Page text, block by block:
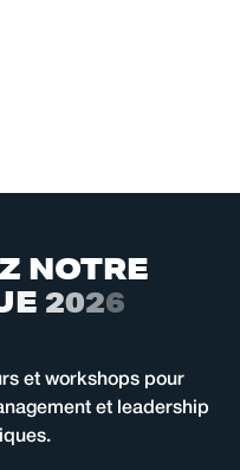
Z NOTRE
E 2026
et workshops pour
et leadership